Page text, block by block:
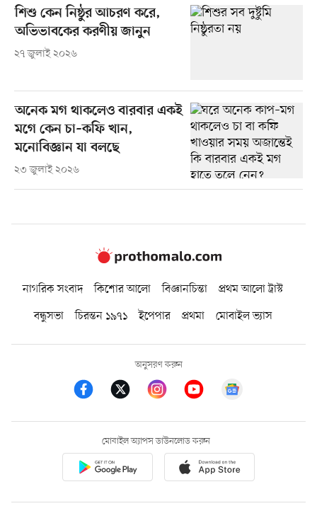
শিশু কেন নিষ্ঠুর আচরণ করে,
অভিভাবকের করণীয় জানুন
২৭ জুলাই ২০২৬
অনেক মগ থাকলেও বারবার একই
মগে কেন চা–কফি খান,
মনোবিজ্ঞান যা বলছে
২৩ জুলাই ২০২৬
নাগরিক সংবাদ কিশোর আলো বিজ্ঞানচিন্তা
প্রথম আলো ট্রাস্ট
বন্ধুসভা
চিরন্তন ১৯৭১ ইপেপার প্রথমা মোবাইল ভ্যাস
অনুসরণ করুন
মোবাইল অ্যাপস ডাউনলোড করুন